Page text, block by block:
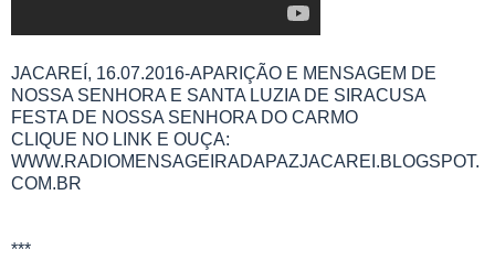
JACAREÍ, 16.07.2016-APARIÇÃO E MENSAGEM DE
NOSSA SENHORA E SANTA LUZIA DE SIRACUSA
FESTA DE NOSSA SENHORA DO CARMO
CLIQUE NO LINK E OUÇA:
WWW.RADIOMENSAGEIRADAPAZJACAREI.BLOGSPOT.
COM.BR
***